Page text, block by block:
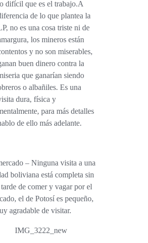
difícil que es el trabajo.A
de lo que plantea la
no es una cosa triste ni de
los mineros están
y no son miserables,
buen dinero contra la
que ganarían siendo
o albañiles. Es una
dura, física y
para más detalles
de ello más adelante.
– Ninguna visita a una
boliviana está completa sin
de comer y vagar por el
el de Potosí es pequeño,
agradable de visitar.